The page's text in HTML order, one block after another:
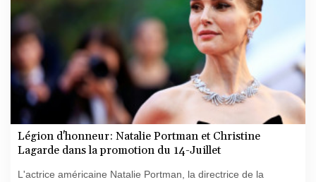
Légion d'honneur: Natalie Portman et Christine
Lagarde dans la promotion du 14-Juillet
L'actrice américaine Natalie Portman, la directrice de la